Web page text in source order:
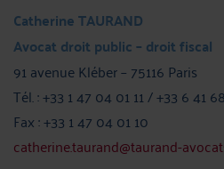
Catherine TAURAND
Avocat droit public – droit fiscal
91 avenue Kléber – 75116 Paris
Tél. : +33 1 47 04 01 11 / +33 6 41
Fax : +33 1 47 04 01 10
catherine.taurand@taurand-